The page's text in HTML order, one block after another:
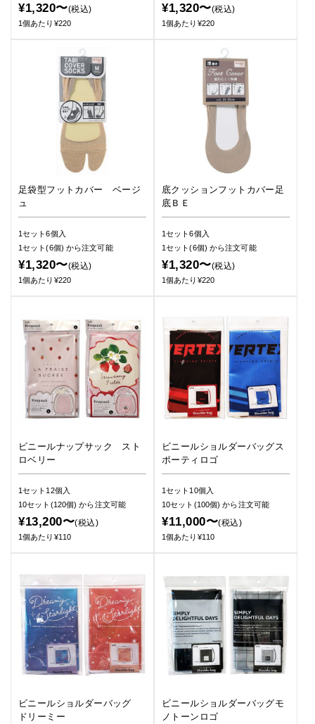
¥1,320〜(税込)
1個あたり¥220
¥1,320〜(税込)
1個あたり¥220
足袋型フットカバー ベージ
ュ
1セット6個入
1セット(6個) から注文可能
¥1,320〜(税込)
1個あたり¥220
底クッションフットカバー足
底ＢＥ
1セット6個入
1セット(6個) から注文可能
¥1,320〜(税込)
1個あたり¥220
ビニールナップサック スト
ロベリー
1セット12個入
10セット(120個)から注文可能
¥13,200〜(税込)
1個あたり¥110
ビニールショルダーバッグス
ポーティロゴ
1セット10個入
10セット(100個)から注文可能
¥11,000〜(税込)
1個あたり¥110
ビニールショルダーバッグ
ドリーミー
ビニールショルダーバッグモ
ノトーンロゴ